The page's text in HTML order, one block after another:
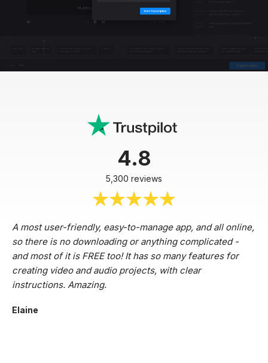
4.8
5,300 reviews
A most user-friendly, easy-to-manage app, and all online,
so there is no downloading or anything complicated -
and most of it is FREE too! It has so many features for
creating video and audio projects, with clear
instructions. Amazing.
Elaine